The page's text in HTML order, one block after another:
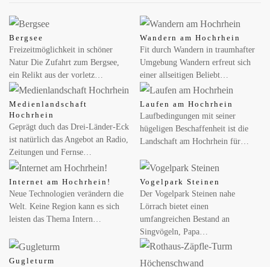
Bergsee
Freizeitmöglichkeit in schöner
Natur Die Zufahrt zum Bergsee,
ein Relikt aus der vorletz…
Wandern am Hochrhein
Fit durch Wandern in traumhafter
Umgebung Wandern erfreut sich
einer allseitigen Beliebt…
Medienlandschaft
Hochrhein
Geprägt duch das Drei-Länder-Eck
ist natürlich das Angebot an Radio,
Zeitungen und Fernse…
Laufen am Hochrhein
Laufbedingungen mit seiner
hügeligen Beschaffenheit ist die
Landschaft am Hochrhein für…
Internet am Hochrhein!
Neue Technologien verändern die
Welt. Keine Region kann es sich
leisten das Thema Intern…
Vogelpark Steinen
Der Vogelpark Steinen nahe
Lörrach bietet einen
umfangreichen Bestand an
Singvögeln, Papa…
Gugleturm